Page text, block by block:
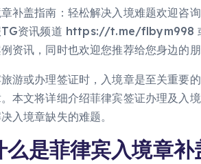
补盖指南：轻松解决入境难题欢迎
TG资讯频道 https://t.me/flbym998
资讯，同时也欢迎您推荐给您身边的朋
游或办理签证时，入境章是至关重要
本文将详细介绍菲律宾签证办理及入
入境章缺失的难题。
么是菲律宾入境章补